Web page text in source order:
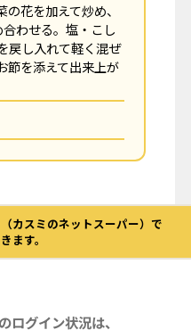
花を加えて炒め、
合わせる。塩・こし
戻し入れて軽く混ぜ
節を添えて出来上が
カスミのネットスーパー）で
ます。